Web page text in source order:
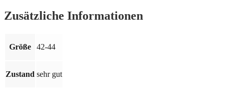
Boss.
Größe:
🎈
Zusätzliche Informationen
Größe 42-44
Zustand sehr gut